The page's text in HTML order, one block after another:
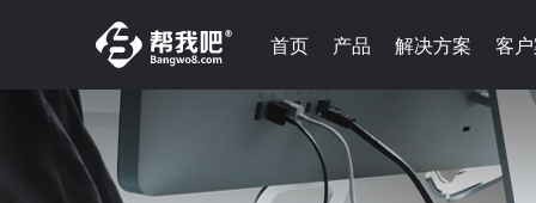
首页 产品 解决方案 客
首页 产品 解决方案 客